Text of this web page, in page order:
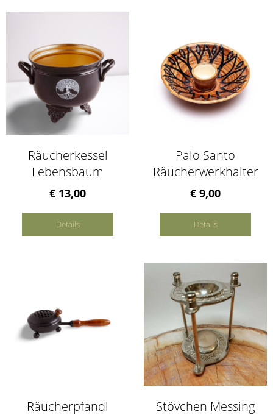
Räucherkessel
Lebensbaum
€ 13,00
Details
Palo Santo
Räucherwerkhalter
€ 9,00
Details
Räucherpfandl Stövchen Messing